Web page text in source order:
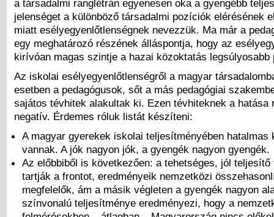
a társadalmi ranglétrán egyenesen oka a gyengébb
jelenséget a különböző társadalmi pozíciók elérésének
miatt esélyegyenlőtlenségnek nevezzük. Ma már a
egy meghatározó részének álláspontja, hogy az
kirívóan magas szintje a hazai közoktatás legsúlyosabb
Az iskolai esélyegyenlőtlenségről a magyar
esetben a pedagógusok, sőt a más pedagógiai
sajátos tévhitek alakultak ki. Ezen tévhiteknek a hatása
negatív. Érdemes róluk listát készíteni:
A magyar gyerekek iskolai teljesítményében hatalmas
vannak. A jók nagyon jók, a gyengék nagyon gyengék.
Az előbbiből is következően: a tehetséges, jól teljesítő
tartják a frontot, eredményeik nemzetközi
megfelelők, ám a másik végleten a gyengék nagyon
színvonalú teljesítménye eredményezi, hogy a